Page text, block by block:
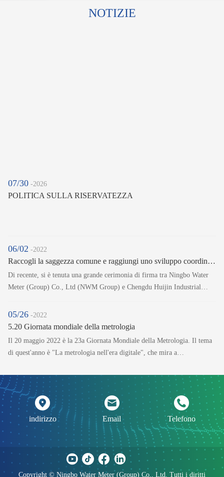
NOTIZIE
07/30 -2026
POLITICA SULLA RISERVATEZZA
06/02 -2022
Raccogli la saggezza comune e raggiungi uno sviluppo coordinato
Di recente, si è tenuta una grande cerimonia di firma tra Ningbo Water
Meter (Group) Co., Ltd (NWM Group) e Chengdu Huijin Industrial
l'accordo di aumento di capitale di Chengdu Huijin Wisdom Technology
Co. , Ltd.
05/26 -2022
5.20 Giornata mondiale della metrologia
Il 20 maggio 2022 è la 23a Giornata Mondiale della Metrologia. Il tema
di quest'anno è "La metrologia nell'era digitale", che mira a
nella società odierna.
indirizzo Email Telefono
Copyright © Ningbo Water Meter (Group) Co., Ltd. Tutti i diritti